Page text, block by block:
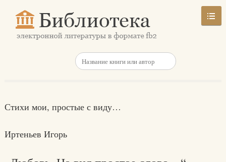
Стихи мои, простые с виду…
Иртеньев Игорь